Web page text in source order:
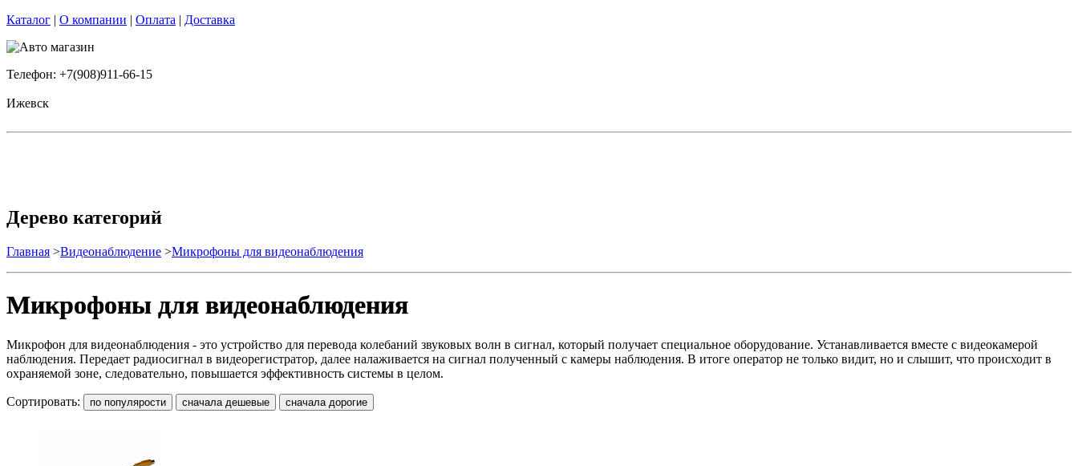
Каталог | О компании | Оплата | Доставка
Телефон: +7(908)911-66-15
Ижевск
Дерево категорий
Главная >Видеонаблюдение >Микрофоны для видеонаблюдения
Микрофоны для видеонаблюдения
Микрофон для видеонаблюдения - это устройство для перевода колебаний звуковых волн в сигнал, который получает специальное оборудование. Устанавливается вместе с видеокамерой
наблюдения. Передает радиосигнал в видеорегистратор, далее налаживается на сигнал полученный с камеры наблюдения. В итоге оператор не только видит, но и слышит, что происходит в
охраняемой зоне, следовательно, повышается эффективность системы в целом.
Сортировать: